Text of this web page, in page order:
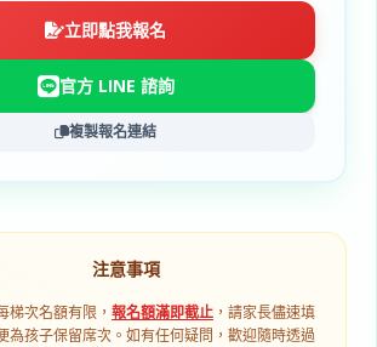
立即點我報名
官方 LINE 諮詢
複製報名連結
注意事項
梯次名額有限， 報名額滿即截止 ，請家長儘速填
為孩子保留席次。如有任何疑問，歡迎隨時透過